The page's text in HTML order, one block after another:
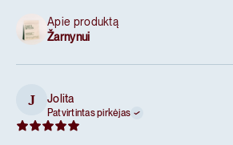
Apie produktą
Žarnynui
J Jolita
Patvirtintas pirkėjas